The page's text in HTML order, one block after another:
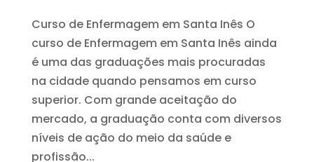
Curso de Enfermagem em Santa Inês O
curso de Enfermagem em Santa Inês ainda
é uma das graduações mais procuradas
na cidade quando pensamos em curso
superior. Com grande aceitação do
mercado, a graduação conta com diversos
níveis de ação do meio da saúde e
profissão...